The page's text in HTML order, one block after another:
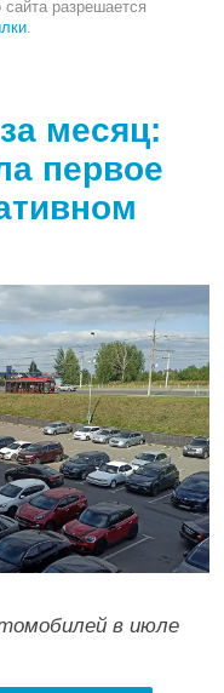
разрешается
месяц:
первое
в июле